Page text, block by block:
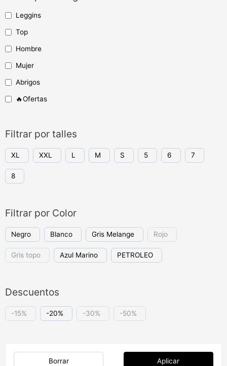
Leggins
Top
Hombre
Mujer
Abrigos
🔥Ofertas
Filtrar por talles
XL XXL L M S 5 6 7
8
Filtrar por Color
Negro Blanco Gris Melange Rojo
Gris topo Azul Marino PETROLEO
Descuentos
-15% -20% -30% -50%
Aplicar
Borrar